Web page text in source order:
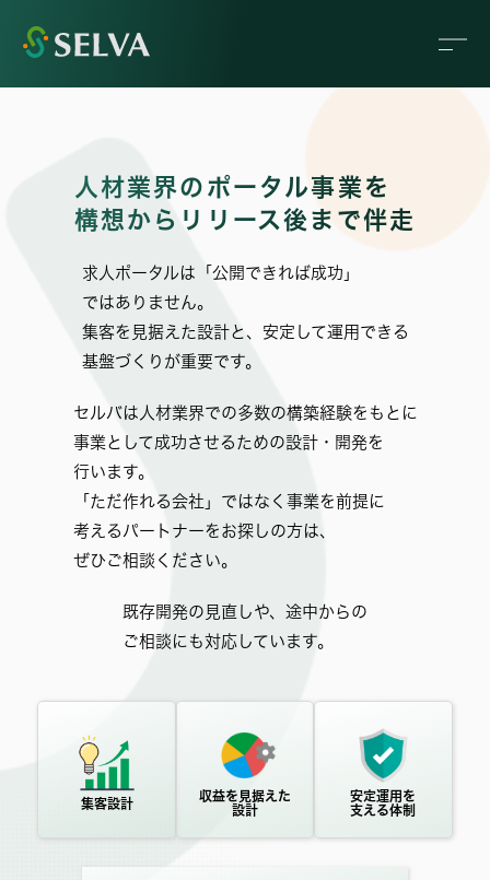
人材業界のポータル事業を
構想からリリース後まで伴走
求人ポータルは「公開できれば成功」
ではありません。
集客を見据えた設計と、安定して運用できる
基盤づくりが重要です。
セルバは人材業界での多数の構築経験をもとに
事業として成功させるための設計・開発を
行います。
「ただ作れる会社」ではなく事業を前提に
考えるパートナーをお探しの方は、
ぜひご相談ください。
既存開発の見直しや、途中からの
ご相談にも対応しています。
集客設計
収益を見据えた
設計
安定運用を
支える体制